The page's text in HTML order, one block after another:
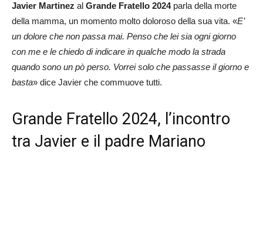
Javier Martinez al Grande Fratello 2024parla della morte
della mamma, un momento molto doloroso della sua vita. «E’
un dolore che non passa mai. Penso che lei sia ogni giorno
con me e le chiedo di indicare in qualche modo la strada
quando sono un pò perso. Vorrei solo che passasse il giorno e
basta» dice Javier che commuove tutti.
Grande Fratello 2024, l’incontro
tra Javier e il padre Mariano